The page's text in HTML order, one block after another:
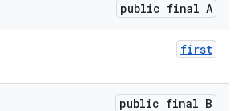
public final A
first
public final B